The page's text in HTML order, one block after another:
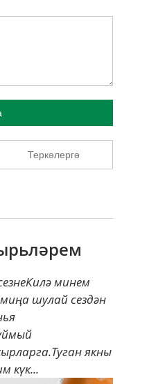
Теркәлергә
минем
шулай сездән
якны
күк...